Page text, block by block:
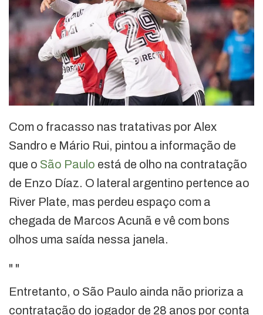
Com o fracasso nas tratativas por Alex
Sandro e Mário Rui, pintou a informação de
que o São Paulo está de olho na contratação
de Enzo Díaz. O lateral argentino pertence ao
River Plate, mas perdeu espaço com a
chegada de Marcos Acunã e vê com bons
olhos uma saída nessa janela.
" "
Entretanto, o São Paulo ainda não prioriza a
contratação do jogador de 28 anos por conta